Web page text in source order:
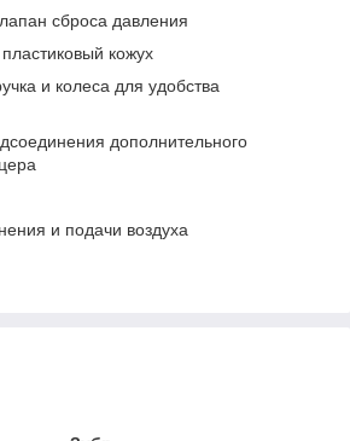
сброса давления
кожух
и колеса для удобства
дополнительного
и подачи воздуха